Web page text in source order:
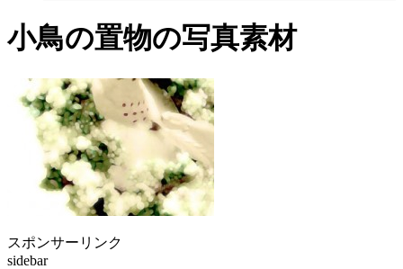
小鳥の置物の写真素材
スポンサーリンク
sidebar